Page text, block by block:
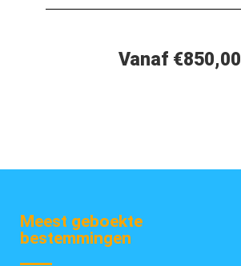
Vanaf €850,00
Meest geboekte
bestemmingen